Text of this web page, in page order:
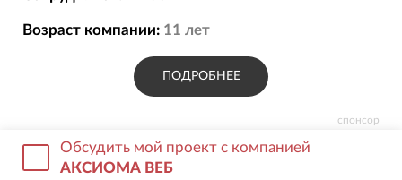
спонсор
Возраст компании: 11 лет
ПОДРОБНЕЕ
Обсудить мой проект с компанией
АКСИОМА ВЕБ